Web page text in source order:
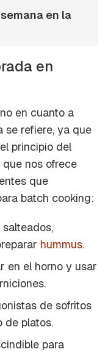
en la
en
en cuanto a
refiere, ya que
principio del
nos ofrece
que
batch cooking:
salteados,
hummus.
en el horno y usar
de sofritos
de platos.
para